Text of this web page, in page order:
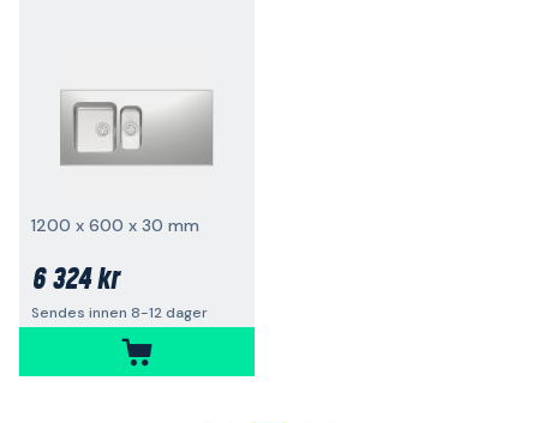
1200 x 600 x 30 mm
6 324 kr
Sendes innen 8-12 dager